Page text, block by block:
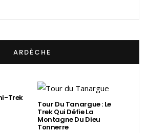
ARDÈCHE
Trek
Tour Du Tanargue : Le
Trek Qui Défie La
Montagne Du Dieu
Tonnerre